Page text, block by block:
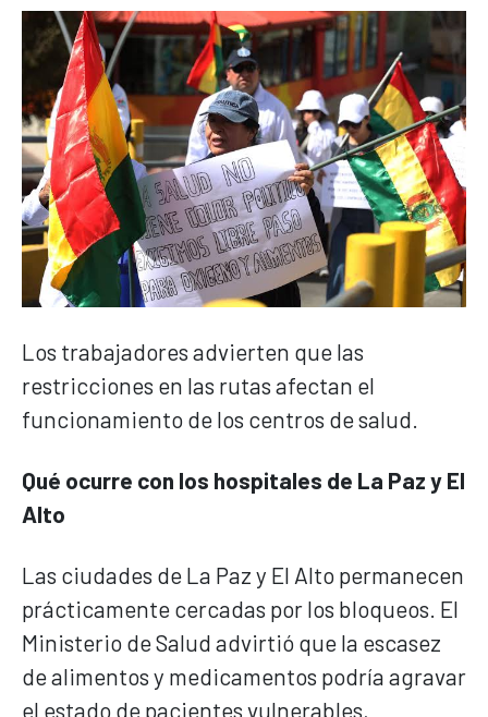
Los trabajadores advierten que las
restricciones en las rutas afectan el
funcionamiento de los centros de salud.
Qué ocurre con los hospitales de La Paz y El
Alto
Las ciudades de La Paz y El Alto permanecen
prácticamente cercadas por los bloqueos. El
Ministerio de Salud advirtió que la escasez
de alimentos y medicamentos podría agravar
el estado de pacientes vulnerables,